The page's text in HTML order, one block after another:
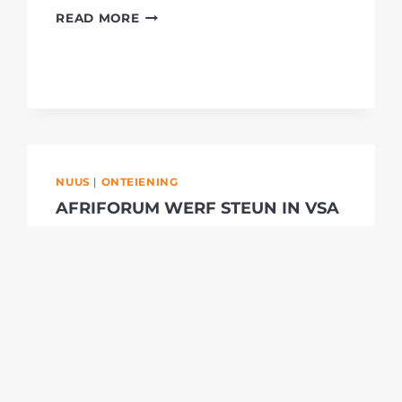
READ MORECOPE
GRONDWETWYSIGINGS
NUUS | ONTEIENING
AFRIFORUM WERF STEUN IN VSA